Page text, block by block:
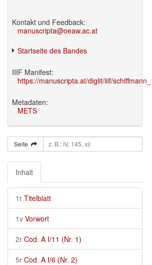
Kontakt und Feedback:
manuscripta@oeaw.ac.at
Startseite des Bandes
IIIF Manifest:
https://manuscripta.at/diglit/iiif/
Metadaten:
METS
Seite
Inhalt
1r Titelblatt
1v Vorwort
2r Cod. A I/11 (Nr. 1)
5r Cod. A I/6 (Nr. 2)